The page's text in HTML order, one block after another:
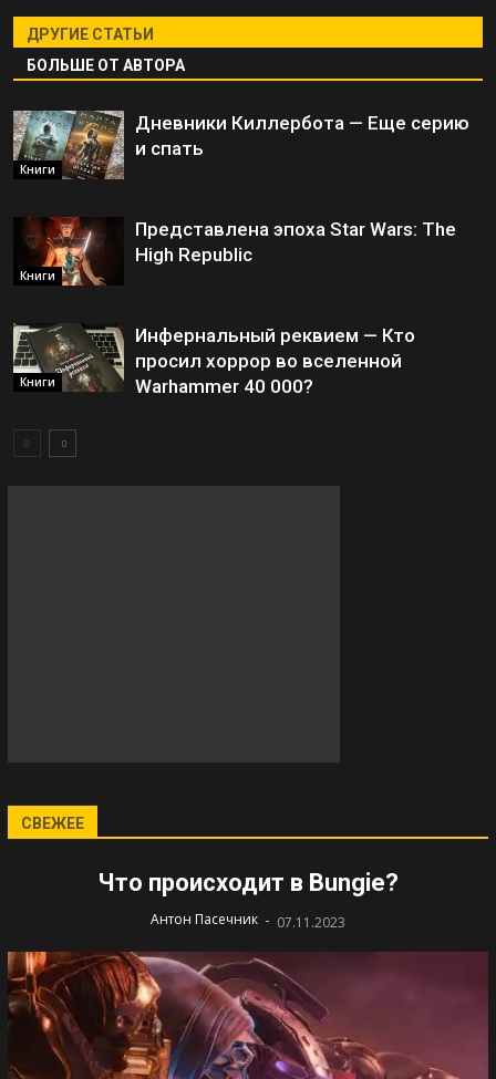
ДРУГИЕ СТАТЬИ
БОЛЬШЕ ОТ АВТОРА
Книги
Дневники Киллербота — Еще серию
и спать
Книги
Представлена эпоха Star Wars: The
High Republic
Книги
Инфернальный реквием — Кто
просил хоррор во вселенной
Warhammer 40 000?
СВЕЖЕЕ
Что происходит в Bungie?
Антон Пасечник - 07.11.2023